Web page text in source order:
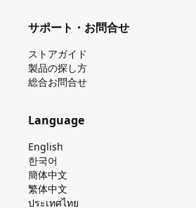
サポート・お問合せ
ストアガイド
製品の探し⽅
総合お問合せ
Language
English
한국어
簡体中文
繁体中文
ประเทศไทย